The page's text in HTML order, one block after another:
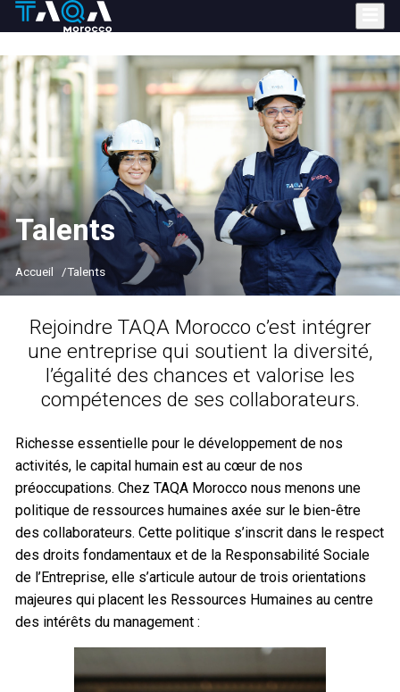
Aller
contenu
Talents
Accueil Talents
Rejoindre TAQA Morocco c’est intégrer
une entreprise qui soutient la diversité,
l’égalité des chances et valorise les
compétences de ses collaborateurs.
Richesse essentielle pour le développement de nos
activités, le capital humain est au cœur de nos
préoccupations. Chez TAQA Morocco nous menons une
politique de ressources humaines axée sur le bien-être
des collaborateurs. Cette politique s’inscrit dans le respect
des droits fondamentaux et de la Responsabilité Sociale
de l’Entreprise, elle s’articule autour de trois orientations
majeures qui placent les Ressources Humaines au centre
des intérêts du management :